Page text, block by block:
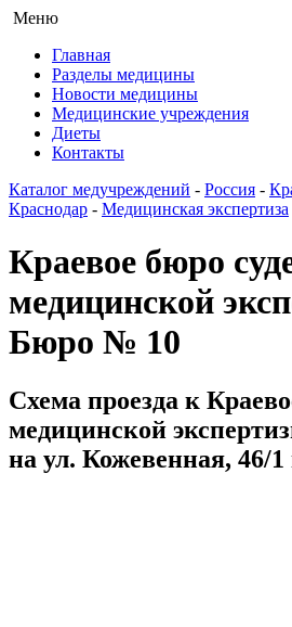
Меню
Главная
Разделы медицины
Новости медицины
Медицинские учреждения
Диеты
Контакты
Каталог медучреждений - Россия -
Краснодар - Медицинская экспертиза
Краевое бюро
медицинской
Бюро № 10
Схема проезда к
медицинской
на ул. Кожевенная, 46/1